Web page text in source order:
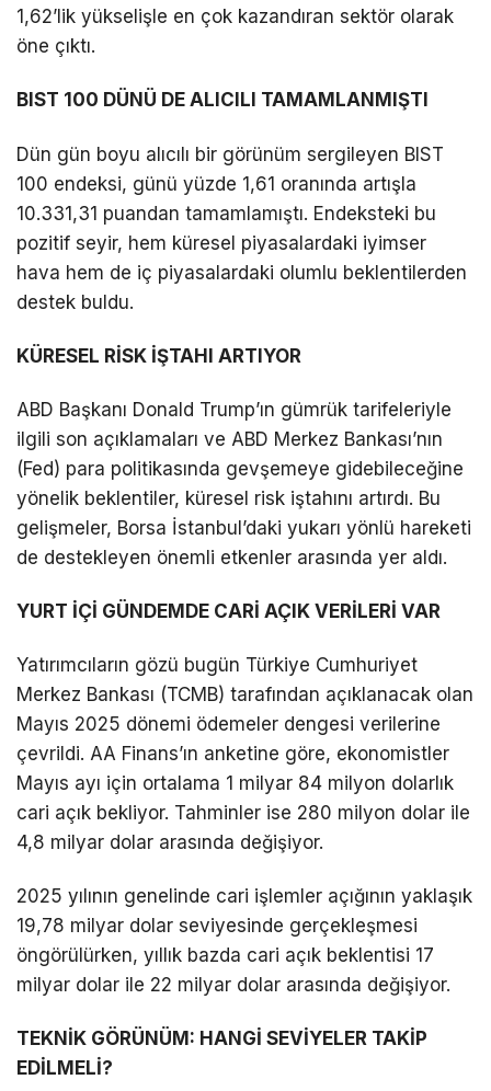
1,62’lik yükselişle en çok kazandıran sektör olarak
öne çıktı.
BIST 100 DÜNÜ DE ALICILI TAMAMLANMIŞTI
Dün gün boyu alıcılı bir görünüm sergileyen BIST
100 endeksi, günü yüzde 1,61 oranında artışla
10.331,31 puandan tamamlamıştı. Endeksteki bu
pozitif seyir, hem küresel piyasalardaki iyimser
hava hem de iç piyasalardaki olumlu beklentilerden
destek buldu.
KÜRESEL RİSK İŞTAHI ARTIYOR
ABD Başkanı Donald Trump’ın gümrük tarifeleriyle
ilgili son açıklamaları ve ABD Merkez Bankası’nın
(Fed) para politikasında gevşemeye gidebileceğine
yönelik beklentiler, küresel risk iştahını artırdı. Bu
gelişmeler, Borsa İstanbul’daki yukarı yönlü hareketi
de destekleyen önemli etkenler arasında yer aldı.
YURT İÇİ GÜNDEMDE CARİ AÇIK VERİLERİ VAR
Yatırımcıların gözü bugün Türkiye Cumhuriyet
Merkez Bankası (TCMB) tarafından açıklanacak olan
Mayıs 2025 dönemi ödemeler dengesi verilerine
çevrildi. AA Finans’ın anketine göre, ekonomistler
Mayıs ayı için ortalama 1 milyar 84 milyon dolarlık
cari açık bekliyor. Tahminler ise 280 milyon dolar ile
4,8 milyar dolar arasında değişiyor.
2025 yılının genelinde cari işlemler açığının yaklaşık
19,78 milyar dolar seviyesinde gerçekleşmesi
öngörülürken, yıllık bazda cari açık beklentisi 17
milyar dolar ile 22 milyar dolar arasında değişiyor.
TEKNİK GÖRÜNÜM: HANGİ SEVİYELER TAKİP
EDİLMELİ?